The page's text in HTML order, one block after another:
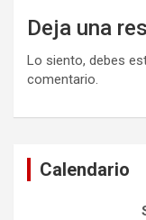
Deja una
Lo siento, debes
comentario.
Calendario